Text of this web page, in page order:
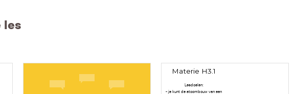
les
Materie H3.1
Lesdoelen:
- je kunt de atoombouw van een